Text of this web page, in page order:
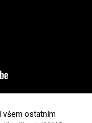
všem ostatním